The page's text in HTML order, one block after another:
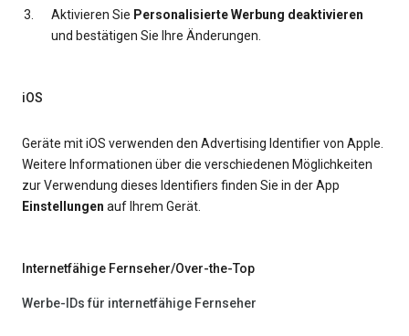
Aktivieren Sie Personalisierte Werbung deaktivieren
und bestätigen Sie Ihre Änderungen.
iOS
Geräte mit iOS verwenden den Advertising Identifier von Apple.
Weitere Informationen über die verschiedenen Möglichkeiten
zur Verwendung dieses Identifiers finden Sie in der App
Einstellungen auf Ihrem Gerät.
Internetfähige Fernseher/Over-the-Top
Werbe-IDs für internetfähige Fernseher